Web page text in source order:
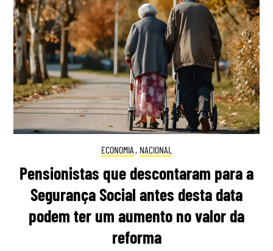
ECONOMIA , NACIONAL
Pensionistas que descontaram para a
Segurança Social antes desta data
podem ter um aumento no valor da
reforma